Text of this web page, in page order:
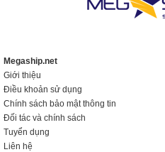
Megaship.net
Giới thiệu
Điều khoản sử dụng
Chính sách bảo mật thông tin
Đối tác và chính sách
Tuyển dụng
Liên hệ